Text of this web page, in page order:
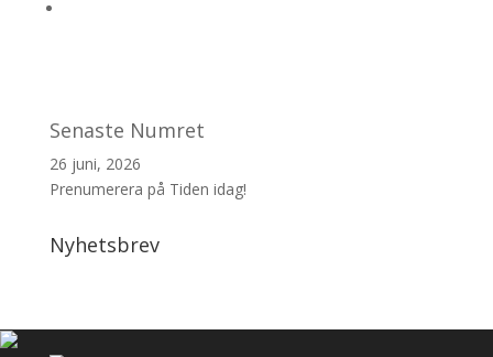
Senaste Numret
26 juni, 2026
Prenumerera på Tiden idag!
Nyhetsbrev